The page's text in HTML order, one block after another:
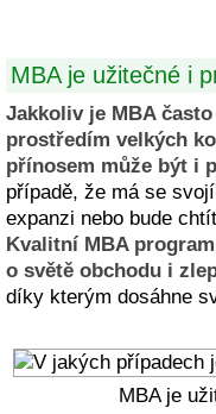
MBA je užitečné i
Jakkoliv je MBA
prostředím velkých
přínosem může být i
případě, že má se
expanzi nebo bude
Kvalitní MBA
o světě obchodu i
díky kterým dosáhne
MBA je